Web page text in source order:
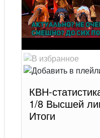
КВН-
1/8 Высшей
Итоги